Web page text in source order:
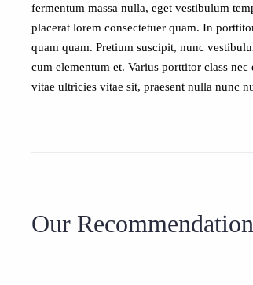
fermentum massa nulla, eget vestibulum
placerat lorem consectetuer quam. In
quam quam. Pretium suscipit, nunc
cum elementum et. Varius porttitor class
vitae ultricies vitae sit, praesent nulla nunc
Our